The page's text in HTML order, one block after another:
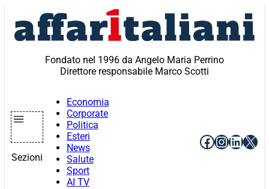
contenuto
Fondato nel 1996 da Angelo Maria Perrino
Direttore responsabile Marco Scotti
Sezioni
Economia
Corporate
Politica
Esteri
News
Salute
Sport
AI TV
Facebook
X